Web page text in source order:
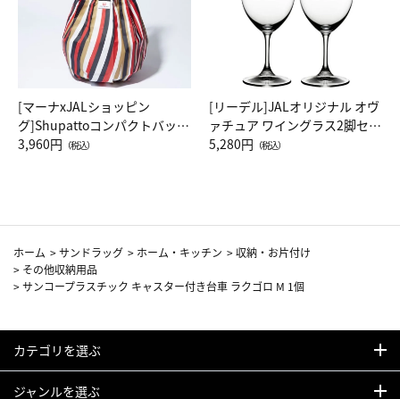
[マーナxJALショッピン
グ]Shupattoコンパクトバッグ
Drop JAL客室乗務員（LC）ス
3,960円 （税込）
[リーデル]JALオリジナル オヴ
ァチュア ワイングラス2脚セッ
ト（レッドワイン）
5,280円 （税込）
ホーム >サンドラッグ > ホーム・キッチン >収納・お片付け
> その他収納用品
>サンコープラスチック キャスター付き台車 ラクゴロ M 1個
カテゴリを選ぶ
ジャンルを選ぶ